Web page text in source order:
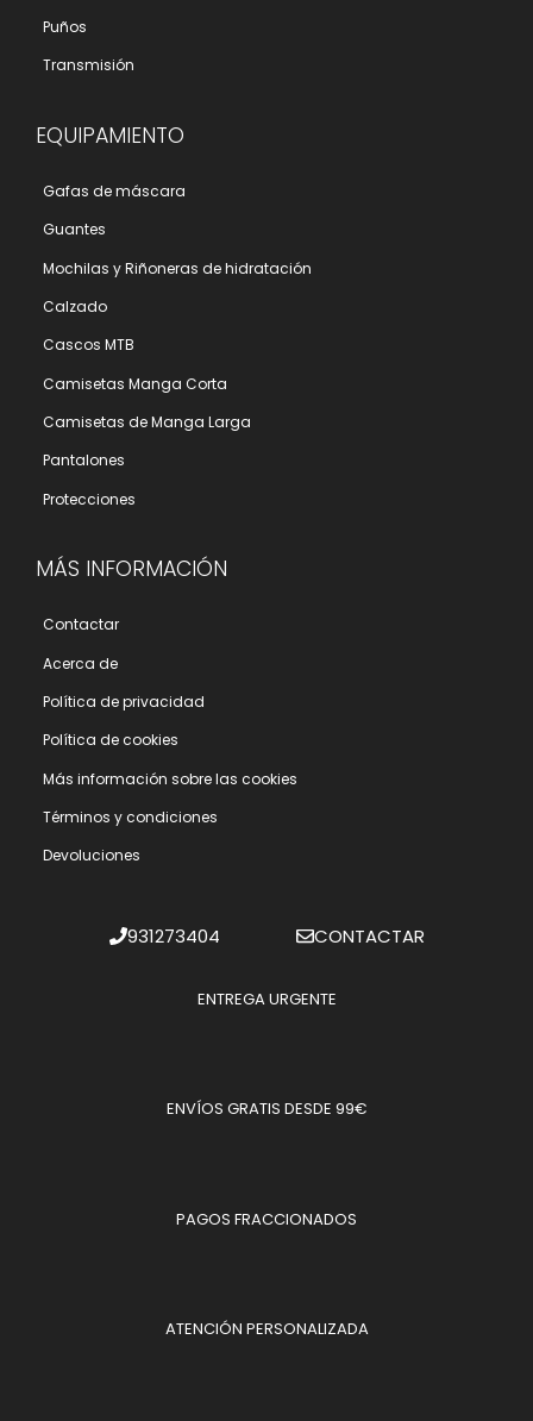
Puños
Transmisión
EQUIPAMIENTO
Gafas de máscara
Guantes
Mochilas y Riñoneras de hidratación
Calzado
Cascos MTB
Camisetas Manga Corta
Camisetas de Manga Larga
Pantalones
Protecciones
MÁS INFORMACIÓN
Contactar
Acerca de
Polí­tica de privacidad
Polí­tica de cookies
Más información sobre las cookies
Términos y condiciones
Devoluciones
931273404 CONTACTAR
ENTREGA URGENTE
ENVÍOS GRATIS DESDE 99€
PAGOS FRACCIONADOS
ATENCIÓN PERSONALIZADA